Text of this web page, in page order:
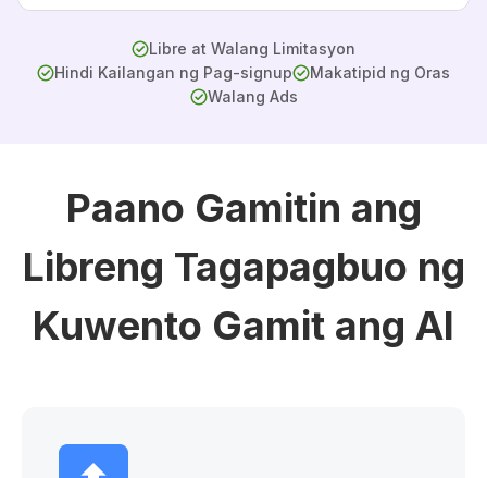
Libre at Walang Limitasyon
Hindi Kailangan ng Pag-signup
Makatipid ng Oras
Walang Ads
Paano Gamitin ang
Libreng Tagapagbuo ng
Kuwento Gamit ang AI